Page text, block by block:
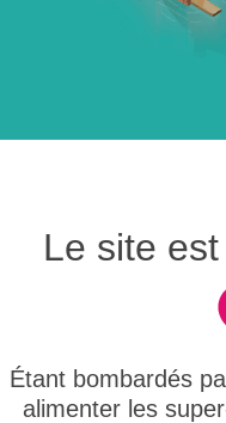
Le site
Étant bombardés
alimenter les